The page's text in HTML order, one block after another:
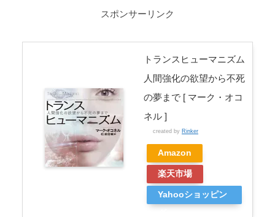
スポンサーリンク
トランスヒューマニズム
人間強化の欲望から不死
の夢まで [ マーク・オコ
ネル ]
created by Rinker
Amazon
楽天市場
Yahooショッピン